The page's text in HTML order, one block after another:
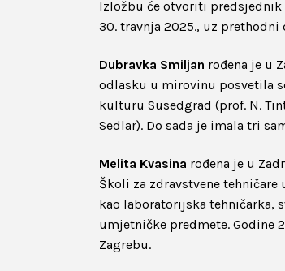
Izložbu će otvoriti predsjednik
30. travnja 2025., uz
Dubravka Smiljan rođena je u
odlasku u mirovinu posvetila
kulturu Susedgrad (prof. N.
Sedlar). Do sada je imala tri
Melita Kvasina rođena je u
Školi za zdravstvene
kao laboratorijska tehničarka,
umjetničke predmete. Godine
Zagrebu.